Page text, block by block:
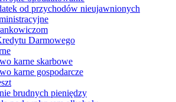
od przychodów nieujawnionych
Darmowego
karne skarbowe
karne gospodarcze
brudnych pieniędzy